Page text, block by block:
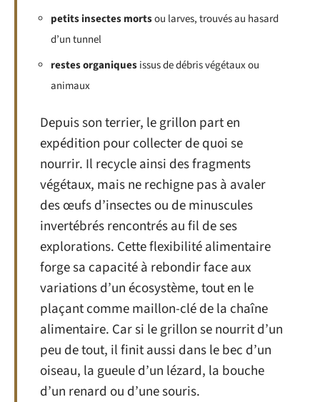
petits insectes mortsou larves, trouvés au hasard
d’un tunnel
restes organiquesissus de débris végétaux ou
animaux
Depuis son terrier, le grillon part en
expédition pour collecter de quoi se
nourrir. Il recycle ainsi des fragments
végétaux, mais ne rechigne pas à avaler
des œufs d’insectes ou de minuscules
invertébrés rencontrés au fil de ses
explorations. Cette flexibilité alimentaire
forge sa capacité à rebondir face aux
variations d’un écosystème, tout en le
plaçant comme maillon-clé de la chaîne
alimentaire. Car si le grillon se nourrit d’un
peu de tout, il finit aussi dans le bec d’un
oiseau, la gueule d’un lézard, la bouche
d’un renard ou d’une souris.